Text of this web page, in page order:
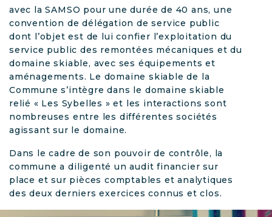
avec la SAMSO pour une durée de 40 ans, une
convention de délégation de service public
dont l’objet est de lui confier l’exploitation du
service public des remontées mécaniques et du
domaine skiable, avec ses équipements et
aménagements. Le domaine skiable de la
Commune s’intègre dans le domaine skiable
relié « Les Sybelles » et les interactions sont
nombreuses entre les différentes sociétés
agissant sur le domaine.
Dans le cadre de son pouvoir de contrôle, la
commune a diligenté un audit financier sur
place et sur pièces comptables et analytiques
des deux derniers exercices connus et clos.